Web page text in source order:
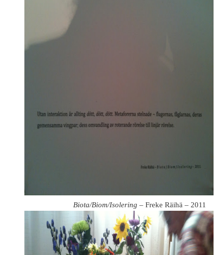
Biota/Biom/Isolering – Freke Räihä – 2011